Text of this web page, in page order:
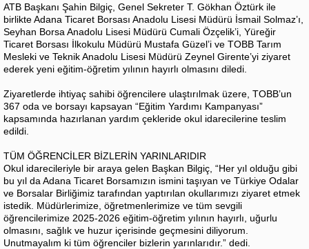
ATB Başkanı Şahin Bilgiç, Genel Sekreter T. Gökhan Öztürk ile
birlikte Adana Ticaret Borsası Anadolu Lisesi Müdürü İsmail Solmaz’ı,
Seyhan Borsa Anadolu Lisesi Müdürü Cumali Özçelik’i, Yüreğir
Ticaret Borsası İlkokulu Müdürü Mustafa Güzel’i ve TOBB Tarım
Mesleki ve Teknik Anadolu Lisesi Müdürü Zeynel Girente’yi ziyaret
ederek yeni eğitim-öğretim yılının hayırlı olmasını diledi.
Ziyaretlerde ihtiyaç sahibi öğrencilere ulaştırılmak üzere, TOBB’un
367 oda ve borsayı kapsayan “Eğitim Yardımı Kampanyası”
kapsamında hazırlanan yardım çekleride okul idarecilerine teslim
edildi.
TÜM ÖĞRENCİLER BİZLERİN YARINLARIDIR
Okul idarecileriyle bir araya gelen Başkan Bilgiç, “Her yıl olduğu gibi
bu yıl da Adana Ticaret Borsamızın ismini taşıyan ve Türkiye Odalar
ve Borsalar Birliğimiz tarafından yaptırılan okullarımızı ziyaret etmek
istedik. Müdürlerimize, öğretmenlerimize ve tüm sevgili
öğrencilerimize 2025-2026 eğitim-öğretim yılının hayırlı, uğurlu
olmasını, sağlık ve huzur içerisinde geçmesini diliyorum.
Unutmayalım ki tüm öğrenciler bizlerin yarınlarıdır.” dedi.